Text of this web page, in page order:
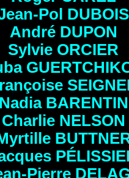
Pol DUBOIS
André DUPON
Sylvie ORCIER
Nadia BARENTIN
Charlie NELSON
Pierre